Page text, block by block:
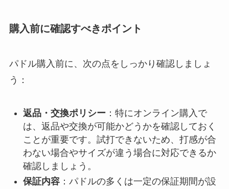
購入前に確認すべきポイント
パドル購入前に、次の点をしっかり確認しましょ
う：
返品・交換ポリシー ：特にオンライン購入で
は、返品や交換が可能かどうかを確認しておく
ことが重要です。試打できないため、打感が合
わない場合やサイズが違う場合に対応できるか
確認しましょう。
保証内容：パドルの多くは一定の保証期間が設